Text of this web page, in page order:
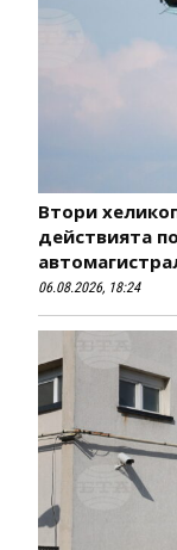
Втори
действията
06.08.2026, 18:24